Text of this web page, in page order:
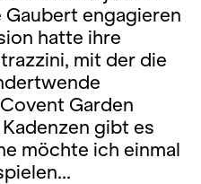
engagieren
hatte ihre
mit der die
Garden
gibt es
möchte ich einmal